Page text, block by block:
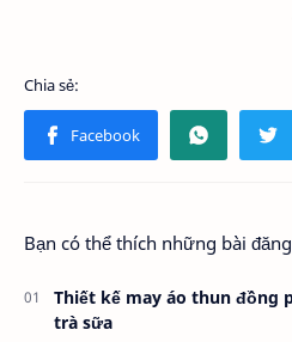
Bạn có thể thích những bài
Thiết kế may áo thun đồng
trà sữa